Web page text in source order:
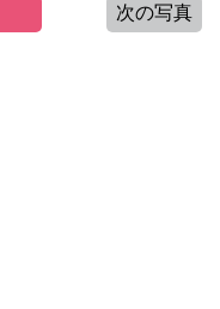
次の写真